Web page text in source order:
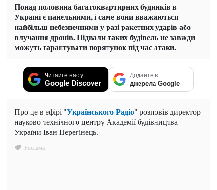
Понад половина багатоквартирних будинків в
Україні є панельними, і саме вони вважаються
найбільш небезпечними у разі ракетних ударів або
влучання дронів. Підвали таких будівель не завжди
можуть гарантувати порятунок під час атаки.
Читайте нас у
Google Discover
Додайте в
джерела Google
Про це в ефірі "Українського Радіо" розповів директор
науково-технічного центру Академії будівництва
України Іван Перегінець.